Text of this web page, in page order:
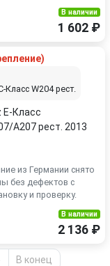
В наличии
1 602 ₽
Класс W204 рест.
E-Класс
A207 рест. 2013
из Германии снято
без дефектов с
и проверку.
В наличии
2 136 ₽
В конец